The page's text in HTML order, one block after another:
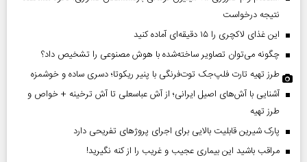
نتیجه درخواست
این غذای لاکچری را ۱۵ دقیقه‌ای آماده کنید
چگونه می‌توان تصاویر ساخته‌شده با هوش مصنوعی را تشخیص داد؟
طرز تهیه تارت فلپ‌جک توت‌فرنگی با پنیر ریکوتا؛ دسری ساده و خوشمزه
آشنایی با آش‌های اصیل ایرانی؛ از آش عباسعلی تا آش ترخینه + خواص و
طرز تهیه
پارک شیرین قابلیت‌ بالایی برای اجرای پروژهای تفریحی دارد
مراقب باشید این بیماری عجیب و غریب را از کنه نگیرید!